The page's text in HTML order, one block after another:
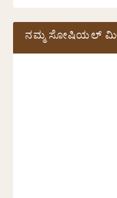
ನಮ್ಮ ಸೋಷಿಯಲ್‌